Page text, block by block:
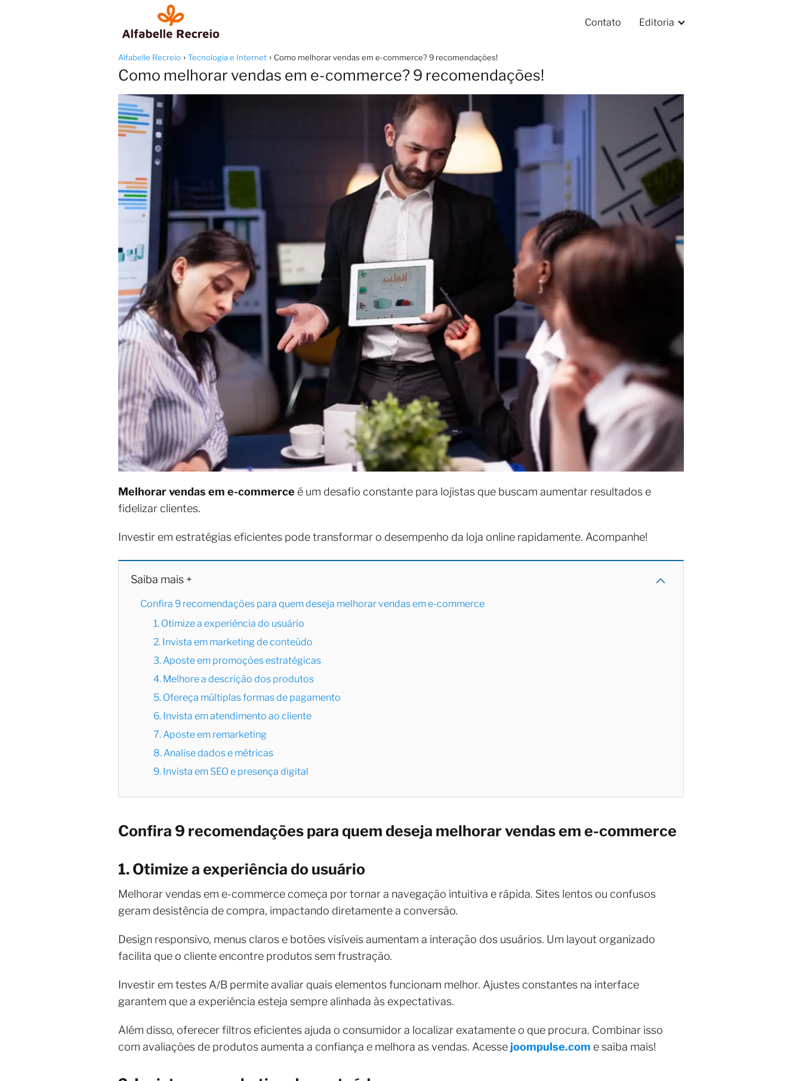
Contato Editoria
Alfabelle Recreio Tecnologia e Internet Como melhorar vendas em e-commerce? 9 recomendações!
Como melhorar vendas em e-commerce? 9 recomendações!
Melhorar vendas em e-commerce é um desafio constante para lojistas que buscam aumentar resultados e
fidelizar clientes.
Investir em estratégias eficientes pode transformar o desempenho da loja online rapidamente. Acompanhe!
Saiba mais +
Confira 9 recomendações para quem deseja melhorar vendas em e-commerce
1. Otimize a experiência do usuário
2. Invista em marketing de conteúdo
3. Aposte em promoções estratégicas
4. Melhore a descrição dos produtos
5. Ofereça múltiplas formas de pagamento
6. Invista em atendimento ao cliente
7. Aposte em remarketing
8. Analise dados e métricas
9. Invista em SEO e presença digital
Confira 9 recomendações para quem deseja melhorar vendas em e-commerce
1. Otimize a experiência do usuário
Melhorar vendas em e-commerce começa por tornar a navegação intuitiva e rápida. Sites lentos ou confusos
geram desistência de compra, impactando diretamente a conversão.
Design responsivo, menus claros e botões visíveis aumentam a interação dos usuários. Um layout organizado
facilita que o cliente encontre produtos sem frustração.
Investir em testes A/B permite avaliar quais elementos funcionam melhor. Ajustes constantes na interface
garantem que a experiência esteja sempre alinhada às expectativas.
Além disso, oferecer filtros eficientes ajuda o consumidor a localizar exatamente o que procura. Combinar isso
com avaliações de produtos aumenta a confiança e melhora as vendas. Acesse joompulse.com e saiba mais!